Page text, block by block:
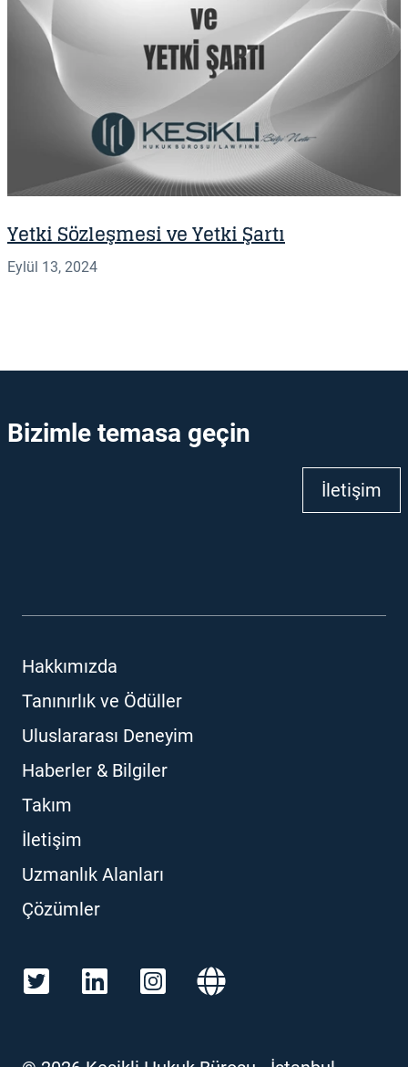
Yetki Sözleşmesi ve Yetki Şartı
Eylül 13, 2024
Bizimle temasa geçin
İletişim
Hakkımızda
Tanınırlık ve Ödüller
Uluslararası Deneyim
Haberler & Bilgiler
Takım
İletişim
Uzmanlık Alanları
Çözümler